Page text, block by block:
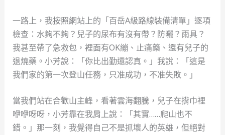
一路上，我按照網站上的「百岳A級路線裝備清單」逐項
檢查：水夠不夠？兒子的尿布有沒有帶？防曬？雨具？
我甚至帶了急救包，裡面有OK繃、止痛藥、還有兒子的
退燒藥。小芳說：「你比出勤還認真。」我說：「這是
我們家的第一次登山任務，只准成功，不准失敗。」
當我們站在合歡山主峰，看著雲海翻騰，兒子在揹巾裡
咿咿呀呀，小芳靠在我肩上說：「其實……爬山也不
錯。」那一刻，我覺得自己不是抓壞人的英雄，但絕對